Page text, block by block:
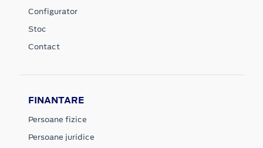
Configurator
Stoc
Contact
FINANTARE
Persoane fizice
Persoane juridice